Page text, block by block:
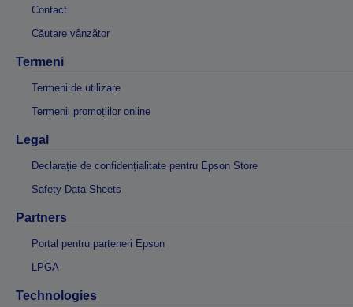
Contact
Căutare vânzător
Termeni
Termeni de utilizare
Termenii promoțiilor online
Legal
Declarație de confidențialitate pentru Epson Store
Safety Data Sheets
Partners
Portal pentru parteneri Epson
LPGA
Technologies